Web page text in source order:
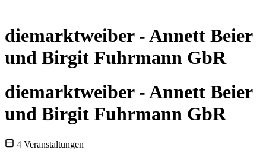
diemarktweiber - Annett Beier
und Birgit Fuhrmann GbR
diemarktweiber - Annett Beier
und Birgit Fuhrmann GbR
4 Veranstaltungen